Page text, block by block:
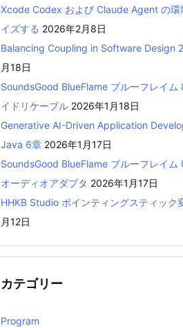
Xcode Codex および Claude Agent の環
イズする 2026年2月8日
Balancing Coupling in Software Design
月18日
SoundsGood BlueFlame ブルーフレイム
イドリケーブル 2026年1月18日
Generative AI-Driven Application
Java 6章 2026年1月17日
SoundsGood BlueFlame ブルーフレイム
オーディオアダプタ 2026年1月17日
HHKB Studio ポインティングスティック
月12日
カテゴリー
Program